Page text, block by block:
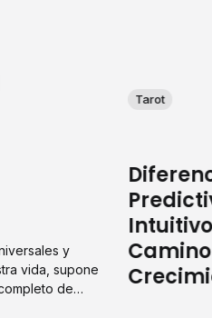
y
vida, supone
de
Tarot